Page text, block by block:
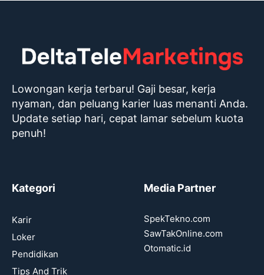
Lowongan kerja terbaru! Gaji besar, kerja
nyaman, dan peluang karier luas menanti Anda.
Update setiap hari, cepat lamar sebelum kuota
penuh!
Kategori
Karir
Loker
Pendidikan
Tips And Trik
Media Partner
SpekTekno.com
SawTakOnline.com
Otomatic.id